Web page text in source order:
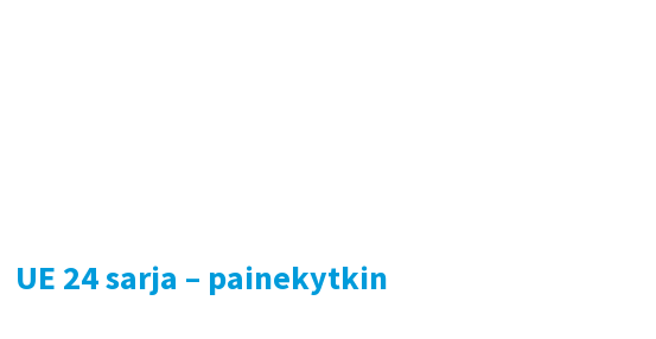
UE 24 sarja – painekytkin